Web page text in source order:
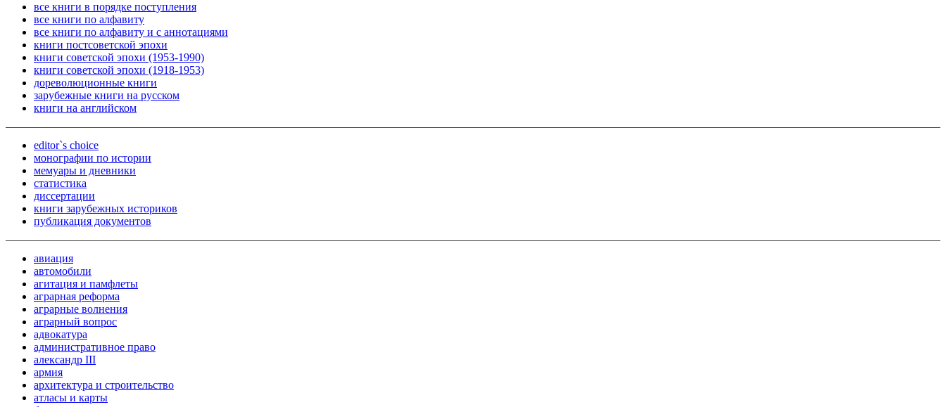
все книги в порядке поступления
все книги по алфавиту
все книги по алфавиту и с аннотациями
книги постсоветской эпохи
книги советской эпохи (1953-1990)
книги советской эпохи (1918-1953)
дореволюционные книги
зарубежные книги на русском
книги на английском
editor`s choice
монографии по истории
мемуары и дневники
статистика
диссертации
книги зарубежных историков
публикация документов
авиация
автомобили
агитация и памфлеты
аграрная реформа
аграрные волнения
аграрный вопрос
адвокатура
административное право
александр III
армия
архитектура и строительство
атласы и карты